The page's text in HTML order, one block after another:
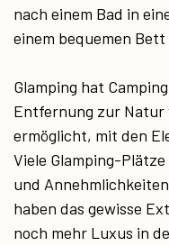
nach einem Bad in
einem bequemen
Glamping hat
Entfernung zur Natur
ermöglicht, mit den
Viele Glamping-
und
haben das gewisse
noch mehr Luxus in